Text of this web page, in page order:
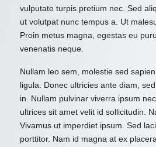
vulputate turpis pretium nec. Sed
ut volutpat nunc tempus a. Ut
Proin metus magna, egestas eu
venenatis neque.
Nullam leo sem, molestie sed
ligula. Donec ultricies ante diam,
in. Nullam pulvinar viverra ipsum
ultrices sit amet velit id sollicitudin.
Vivamus ut imperdiet ipsum. Sed
porttitor. Nam id magna at ex